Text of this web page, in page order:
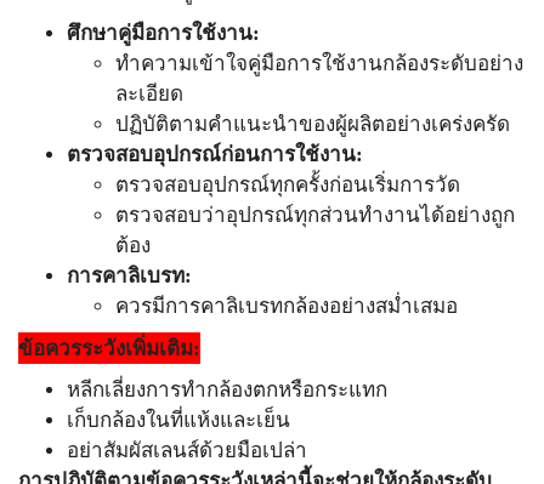
ศึกษาคู่มือการใช้งาน:
ทำความเข้าใจคู่มือการใช้งานกล้องระดับอย่าง
ละเอียด
ปฏิบัติตามคำแนะนำของผู้ผลิตอย่างเคร่งครัด
ตรวจสอบอุปกรณ์ก่อนการใช้งาน:
ตรวจสอบอุปกรณ์ทุกครั้งก่อนเริ่มการวัด
ตรวจสอบว่าอุปกรณ์ทุกส่วนทำงานได้อย่างถูก
ต้อง
การคาลิเบรท:
ควรมีการคาลิเบรทกล้องอย่างสม่ำเสมอ
ข้อควรระวังเพิ่มเติม:
หลีกเลี่ยงการทำกล้องตกหรือกระแทก
เก็บกล้องในที่แห้งและเย็น
อย่าสัมผัสเลนส์ด้วยมือเปล่า